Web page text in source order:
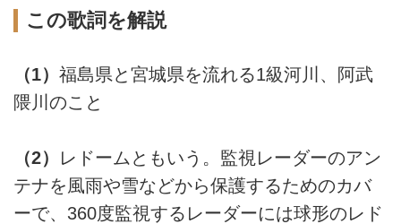
この歌詞を解説
（1） 福島県と宮城県を流れる1級河川、阿武
隈川のこと
（2）
レドームともいう。監視レーダーのアン
テナを風雨や雪などから保護するためのカバ
ーで、360度監視するレーダーには球形のレド